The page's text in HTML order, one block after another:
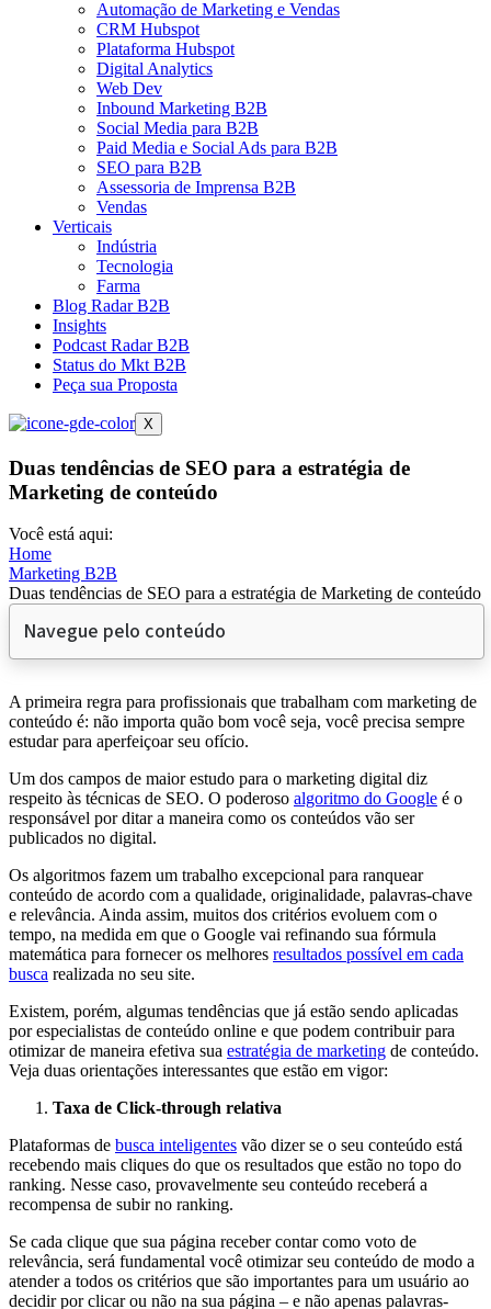
Automação de Marketing e Vendas
CRM Hubspot
Plataforma Hubspot
Digital Analytics
Web Dev
Inbound Marketing B2B
Social Media para B2B
Paid Media e Social Ads para B2B
SEO para B2B
Assessoria de Imprensa B2B
Vendas
Verticais
Indústria
Tecnologia
Farma
Blog Radar B2B
Insights
Podcast Radar B2B
Status do Mkt B2B
Peça sua Proposta
X
Duas tendências de SEO para a estratégia de
Marketing de conteúdo
Você está aqui:
Home
Marketing B2B
Duas tendências de SEO para a estratégia de Marketing de conteúdo
Navegue pelo conteúdo
A primeira regra para profissionais que trabalham com marketing de
conteúdo é: não importa quão bom você seja, você precisa sempre
estudar para aperfeiçoar seu ofício.
Um dos campos de maior estudo para o marketing digital diz
respeito às técnicas de SEO. O poderoso algoritmo do Google é o
responsável por ditar a maneira como os conteúdos vão ser
publicados no digital.
Os algoritmos fazem um trabalho excepcional para ranquear
conteúdo de acordo com a qualidade, originalidade, palavras-chave
e relevância. Ainda assim, muitos dos critérios evoluem com o
tempo, na medida em que o Google vai refinando sua fórmula
matemática para fornecer os melhores resultados possível em cada
busca realizada no seu site.
Existem, porém, algumas tendências que já estão sendo aplicadas
por especialistas de conteúdo online e que podem contribuir para
otimizar de maneira efetiva sua estratégia de marketing de conteúdo.
Veja duas orientações interessantes que estão em vigor:
Taxa de Click-through relativa
Plataformas de busca inteligentes vão dizer se o seu conteúdo está
recebendo mais cliques do que os resultados que estão no topo do
ranking. Nesse caso, provavelmente seu conteúdo receberá a
recompensa de subir no ranking.
Se cada clique que sua página receber contar como voto de
relevância, será fundamental você otimizar seu conteúdo de modo a
atender a todos os critérios que são importantes para um usuário ao
decidir por clicar ou não na sua página – e não apenas palavras-